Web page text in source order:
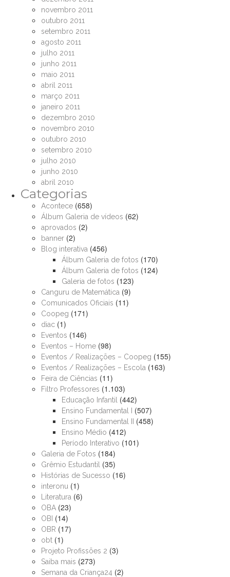
novembro 2011
outubro 2011
setembro 2011
agosto 2011
julho 2011
junho 2011
maio 2011
abril 2011
março 2011
janeiro 2011
dezembro 2010
novembro 2010
outubro 2010
setembro 2010
julho 2010
junho 2010
abril 2010
Categorias
Acontece (658)
Álbum Galeria de vídeos (62)
aprovados (2)
banner (2)
Blog interativa (456)
Álbum Galeria de fotos (170)
Álbum Galeria de fotos (124)
Galeria de fotos (123)
Canguru de Matemática (9)
Comunicados Oficiais (11)
Coopeg (171)
diac (1)
Eventos (146)
Eventos – Home (98)
Eventos / Realizações – Coopeg (155)
Eventos / Realizações – Escola (163)
Feira de Ciências (11)
Filtro Professores (1.103)
Educação Infantil (442)
Ensino Fundamental I (507)
Ensino Fundamental II (458)
Ensino Médio (412)
Período Interativo (101)
Galeria de Fotos (184)
Grêmio Estudantil (35)
Histórias de Sucesso (16)
interonu (1)
Literatura (6)
OBA (23)
OBI (14)
OBR (17)
obt (1)
Projeto Profissões 2 (3)
Saiba mais (273)
Semana da Criança24 (2)